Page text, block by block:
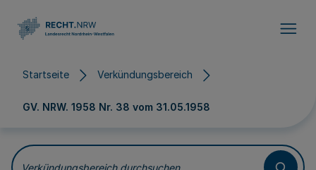
Startseite Verkündungsbereich
GV. NRW. 1958 Nr. 38 vom 31.05.1958